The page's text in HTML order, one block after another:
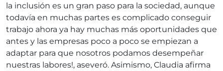
la inclusión es un gran paso para la sociedad, aunque
todavía en muchas partes es complicado conseguir
trabajo ahora ya hay muchas más oportunidades que
antes y las empresas poco a poco se empiezan a
adaptar para que nosotros podamos desempeñar
nuestras labores!, aseveró. Asimismo, Claudia afirma